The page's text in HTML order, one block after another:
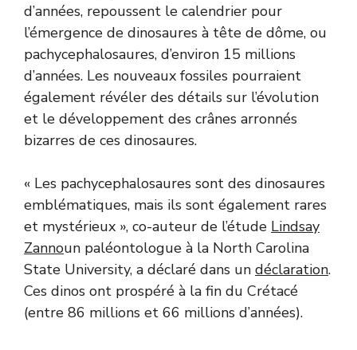
d’années, repoussent le calendrier pour
l’émergence de dinosaures à tête de dôme, ou
pachycephalosaures, d’environ 15 millions
d’années. Les nouveaux fossiles pourraient
également révéler des détails sur l’évolution
et le développement des crânes arronnés
bizarres de ces dinosaures.
« Les pachycephalosaures sont des dinosaures
emblématiques, mais ils sont également rares
et mystérieux », co-auteur de l’étude Lindsay
Zannoun paléontologue à la North Carolina
State University, a déclaré dans un déclaration.
Ces dinos ont prospéré à la fin du Crétacé
(entre 86 millions et 66 millions d’années).